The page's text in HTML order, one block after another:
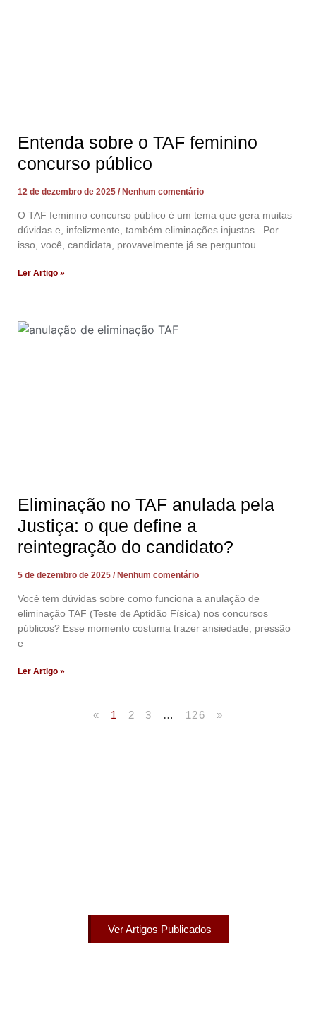
Entenda sobre o TAF feminino
concurso público
12 de dezembro de 2025 Nenhum comentário
O TAF feminino concurso público é um tema que gera muitas
dúvidas e, infelizmente, também eliminações injustas. Por
isso, você, candidata, provavelmente já se perguntou
Ler Artigo »
Eliminação no TAF anulada pela
Justiça: o que define a
reintegração do candidato?
5 de dezembro de 2025 Nenhum comentário
Você tem dúvidas sobre como funciona a anulação de
eliminação TAF (Teste de Aptidão Física) nos concursos
públicos? Esse momento costuma trazer ansiedade, pressão
e
Ler Artigo »
« 1 2 3 … 126 »
Ver Artigos Publicados